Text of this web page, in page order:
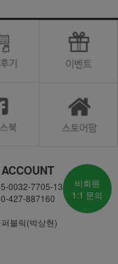
0032-7705-13
427-887160
블릭(박상현)
비회원
1:1 문의